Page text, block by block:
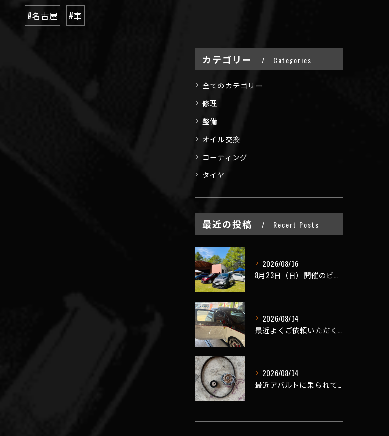
#名古屋 #車
カテゴリー Categories
全てのカテゴリー
修理
整備
オイル交換
コーティング
タイヤ
最近の投稿 Recent Posts
2026/08/06
8月23日（日）開催のビーナスラインを走ろうの会 夏の陣
2026/08/04
最近よくご依頼いただく、弊社おすすめメニュー！
2026/08/04
最近アバルトに乗られてるお客様のご来店がありがたいことに大幅...